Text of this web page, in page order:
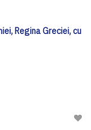
Regina Greciei, cu